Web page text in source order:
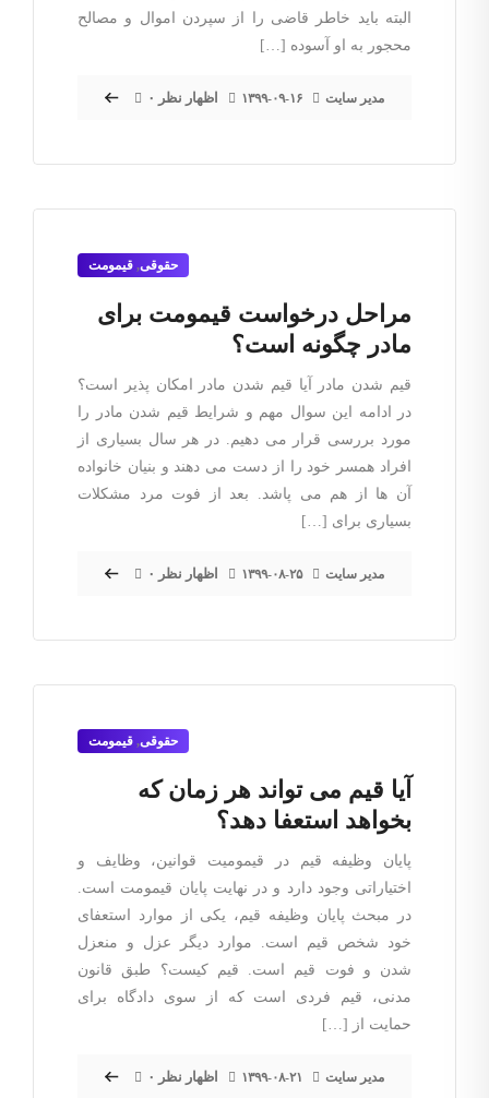
البته باید خاطر قاضی را از سپردن اموال و مصالح
محجور به او آسوده […]
مدیر سایت ۱۳۹۹-۰۹-۱۶ ۰ اظهار نظر
حقوقی, قیمومت
مراحل درخواست قیمومت برای
مادر چگونه است؟
قیم شدن مادر آیا قیم شدن مادر امکان پذیر است؟
در ادامه این سوال مهم و شرایط قیم شدن مادر را
مورد بررسی قرار می دهیم. در هر سال بسیاری از
افراد همسر خود را از دست می دهند و بنیان خانواده
آن ها از هم می پاشد. بعد از فوت مرد مشکلات
بسیاری برای […]
مدیر سایت ۱۳۹۹-۰۸-۲۵ ۰ اظهار نظر
حقوقی, قیمومت
آیا قیم می تواند هر زمان که
بخواهد استعفا دهد؟
پایان وظیفه قیم در قیمومیت قوانین، وظایف و
اختیاراتی وجود دارد و در نهایت پایان قیمومت است.
در مبحث پایان وظیفه قیم، یکی از موارد استعفای
خود شخص قیم است. موارد دیگر عزل و منعزل
شدن و فوت قیم است. قیم کیست؟ طبق قانون
مدنی، قیم فردی است که از سوی دادگاه برای
حمایت از […]
مدیر سایت ۱۳۹۹-۰۸-۲۱ ۰ اظهار نظر